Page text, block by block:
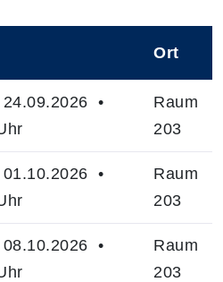
Ort
•
Raum
203
•
Raum
203
•
Raum
203